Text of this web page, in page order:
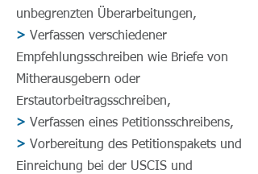
unbegrenzten Überarbeitungen,
> Verfassen verschiedener
Empfehlungsschreiben wie Briefe von
Mitherausgebern oder
Erstautorbeitragsschreiben,
> Verfassen eines Petitionsschreibens,
> Vorbereitung des Petitionspakets und
Einreichung bei der USCIS und